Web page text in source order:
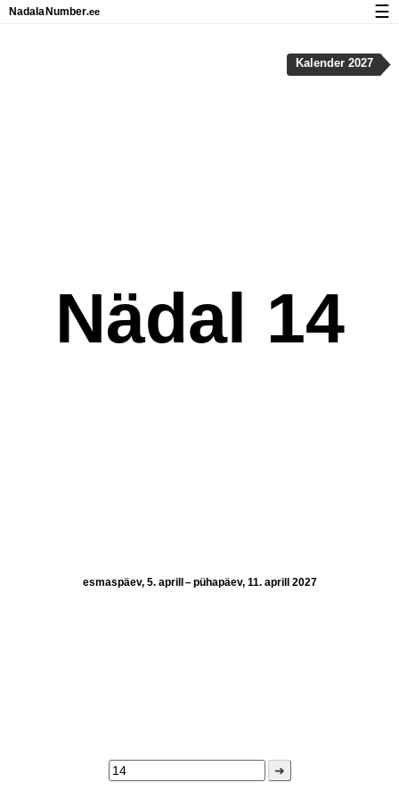
Nädal 14
esmaspäev, 5. aprill – pühapäev, 11. aprill 2027
➜
Kalender 2027
Nadala Number.ee ☰